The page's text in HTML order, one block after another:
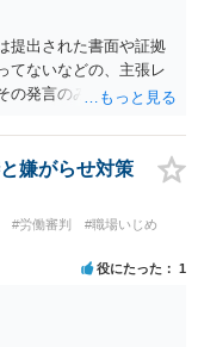
提出された書面や証拠
てないなどの、主張レ
の発言のみで大きく不
嫌がらせ対策
#労働審判
#職場いじめ
役にたった 1